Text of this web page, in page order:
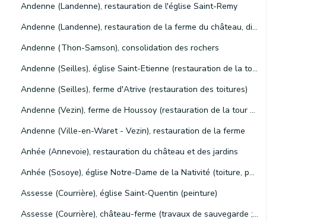
Andenne (Landenne), restauration de l'église Saint-Remy
Andenne (Landenne), restauration de la ferme du château, dite "ferme Libois"
Andenne (Thon-Samson), consolidation des rochers
Andenne (Seilles), église Saint-Etienne (restauration de la toiture et de la charpente ; remplacement d'un arrière linteau ; électricité)
Andenne (Seilles), ferme d'Atrive (restauration des toitures)
Andenne (Vezin), ferme de Houssoy (restauration de la tour carrée)
Andenne (Ville-en-Waret - Vezin), restauration de la ferme
Anhée (Annevoie), restauration du château et des jardins
Anhée (Sosoye), église Notre-Dame de la Nativité (toiture, peinture, installation électrique et verrières)
Assesse (Courrière), église Saint-Quentin (peinture)
Assesse (Courrière), château-ferme (travaux de sauvegarde ; phases I et II de la restauration)